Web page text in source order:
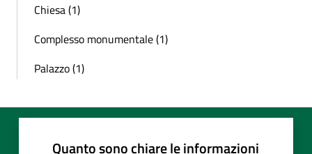
Chiesa (1)
Complesso monumentale (1)
Palazzo (1)
Quanto sono chiare le informazioni